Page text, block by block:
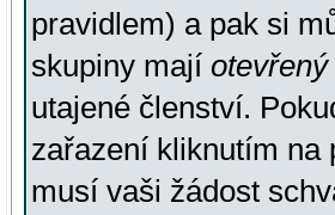
pravidlem) a pak si
skupiny mají
utajené členství.
zařazení kliknutím na
musí vaši žádost